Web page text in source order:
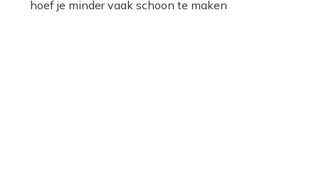
hoef je minder vaak schoon te maken